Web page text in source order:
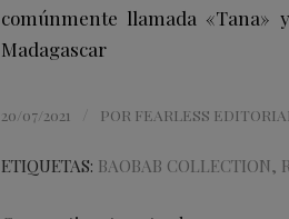
comúnmente llamada «Tana»
Madagascar
20/07/2021 POR FEARLESS
ETIQUETAS: BAOBAB COLLECTION,